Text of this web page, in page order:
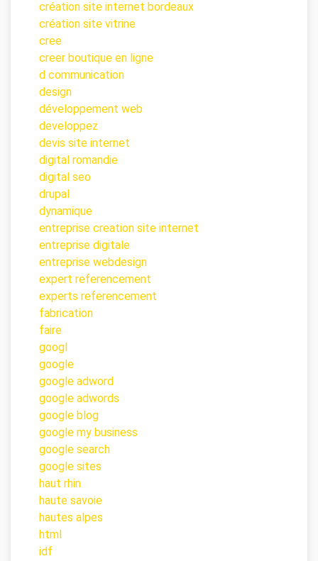
création site internet bordeaux
création site vitrine
cree
creer boutique en ligne
d communication
design
développement web
developpez
devis site internet
digital romandie
digital seo
drupal
dynamique
entreprise creation site internet
entreprise digitale
entreprise webdesign
expert referencement
experts referencement
fabrication
faire
googl
google
google adword
google adwords
google blog
google my business
google search
google sites
haut rhin
haute savoie
hautes alpes
html
idf